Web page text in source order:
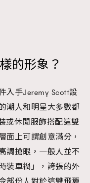
的形象？
入手Jeremy Scott設
潮人和明星大多數都
或休閒服飾搭配這雙
面上可謂創意滿分，
調搶眼，一般人並不
裝車禍」，誇張的外